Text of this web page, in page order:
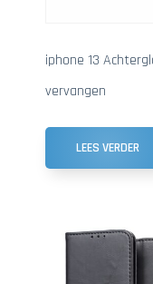
iphone 13
vervangen
LEES VERDER